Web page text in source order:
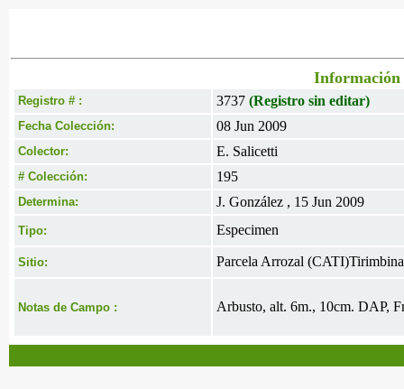
Información
Registro # : 3737 (Registro sin editar)
Fecha Colección: 08 Jun 2009
Colector: E. Salicetti
# Colección: 195
Determina: J. González , 15 Jun 2009
Tipo: Especimen
Sitio: Parcela Arrozal
Notas de Campo : Arbusto, alt. 6m., 10cm. DAP,